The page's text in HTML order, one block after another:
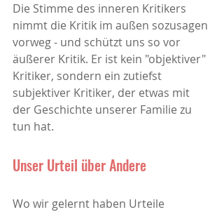
Die Stimme des inneren Kritikers
nimmt die Kritik im außen sozusagen
vorweg - und schützt uns so vor
äußerer Kritik. Er ist kein "objektiver"
Kritiker, sondern ein zutiefst
subjektiver Kritiker, der etwas mit
der Geschichte unserer Familie zu
tun hat.
Unser Urteil über Andere
Wo wir gelernt haben Urteile